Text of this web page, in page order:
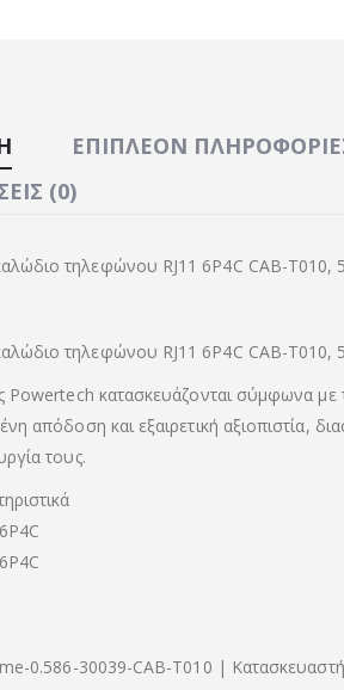
ΕΠΙΠΛΈΟΝ
(0)
τηλεφώνου RJ11 6P4C CAB-T010,
τηλεφώνου RJ11 6P4C CAB-T010,
Powertech κατασκευάζονται σύμφωνα
απόδοση και εξαιρετική αξιοπιστία,
τους.
0.586-30039-CAB-T010 |